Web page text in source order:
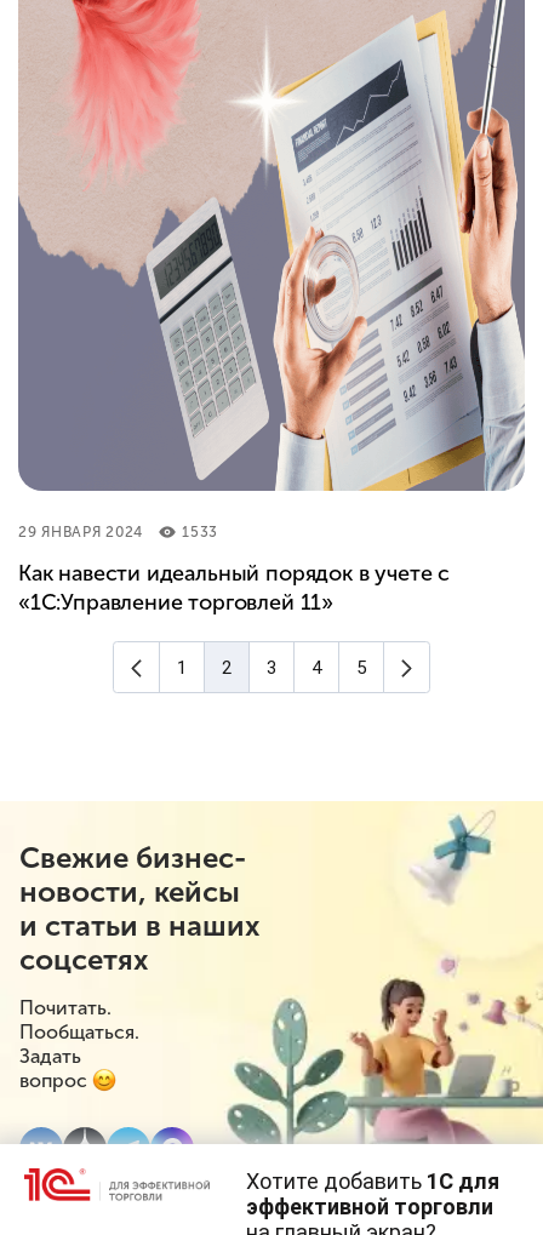
29 ЯНВАРЯ 2024 1533
Как навести идеальный порядок в учете с
«1С:Управление торговлей 11»
Предыдущая страница
1 2 3 4 5
Свежие бизнес-
новости, кейсы
и статьи в наших
соцсетях
Почитать.
Пообщаться.
Задать
вопрос
Хотите добавить 1С для
эффективной торговли